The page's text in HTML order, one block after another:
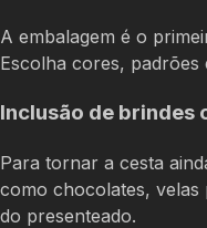
A embalagem é o
Escolha cores, padrões
Inclusão de brindes
Para tornar a cesta
como chocolates, velas
do presenteado.